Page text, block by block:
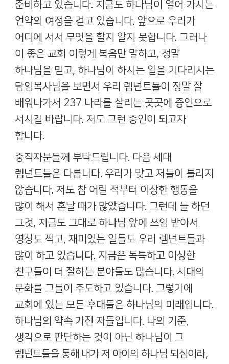
준비하고 있습니다. 지금도 하나님이 열어 가시는
언약의 여정을 걷고 있습니다. 앞으로 우리가
어디에 서서 무엇을 할지 알지 못합니다. 그러나
이 좋은 교회 이렇게 복음만 말하고, 정말
하나님을 믿고, 하나님이 하시는 일을 기다리시는
담임목사님을 보면서 우리 렘넌트들이 정말 잘
배워나가서 237 나라를 살리는 곳곳에 증인으로
서시길 바랍니다. 저도 그런 증인이 되고자
합니다.
중직자분들께 부탁드립니다. 다음 세대
렘넌트들은 다릅니다. 우리가 맞고 저들이 틀리지
않습니다. 저도 참 어릴 적부터 이상한 행동을
많이 해서 혼날 때가 많았습니다. 그런데 늘 하던
그것, 지금도 그대로 하나님 앞에 쓰임 받아서
영상도 찍고, 재미있는 일들도 우리 렘넌트들과
많이 하고 있습니다. 지금은 독특하고 이상한
친구들이 더 잘하는 분야들도 많습니다. 시대의
문화를 그들이 주도하고 있습니다. 그렇기에
교회에 있는 모든 후대들은 하나님의 미래입니다.
하나님의 약속 가진 자들입니다. 나의 기준,
생각으로 판단하는 것이 아닌 하나님이 그
렘넌트들을 통해 내가 저 아이의 하나님 되심이라,